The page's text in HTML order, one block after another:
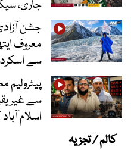
جاری،
جشن
معروف
سے
سے غیر
اسلام
کالم / تجزیہ